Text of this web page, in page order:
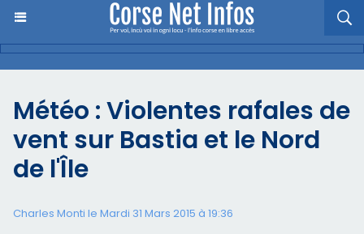
Météo : Violentes rafales de
vent sur Bastia et le Nord
de l'Île
Charles Monti le Mardi 31 Mars 2015 à 19:36